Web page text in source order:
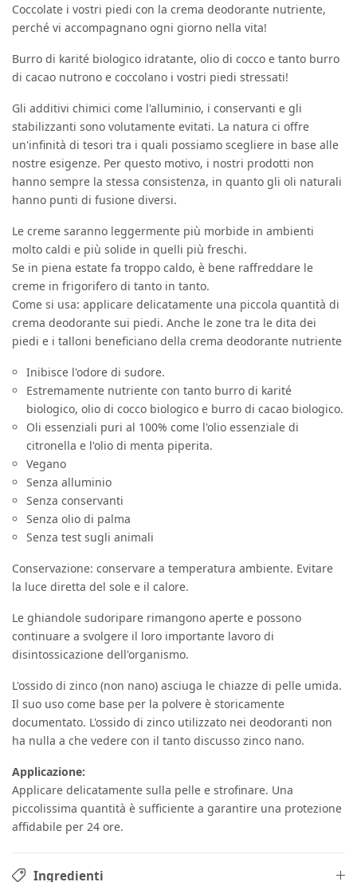
Coccolate i vostri piedi con la crema deodorante nutriente,
perché vi accompagnano ogni giorno nella vita!
Burro di karité biologico idratante, olio di cocco e tanto burro
di cacao nutrono e coccolano i vostri piedi stressati!
Gli additivi chimici come l'alluminio, i conservanti e gli
stabilizzanti sono volutamente evitati. La natura ci offre
un'infinità di tesori tra i quali possiamo scegliere in base alle
nostre esigenze. Per questo motivo, i nostri prodotti non
hanno sempre la stessa consistenza, in quanto gli oli naturali
hanno punti di fusione diversi.
Le creme saranno leggermente più morbide in ambienti
molto caldi e più solide in quelli più freschi.
Se in piena estate fa troppo caldo, è bene raffreddare le
creme in frigorifero di tanto in tanto.
Come si usa: applicare delicatamente una piccola quantità di
crema deodorante sui piedi. Anche le zone tra le dita dei
piedi e i talloni beneficiano della crema deodorante nutriente
Inibisce l'odore di sudore.
Estremamente nutriente con tanto burro di karité
biologico, olio di cocco biologico e burro di cacao biologico.
Oli essenziali puri al 100% come l'olio essenziale di
citronella e l'olio di menta piperita.
Vegano
Senza alluminio
Senza conservanti
Senza olio di palma
Senza test sugli animali
Conservazione: conservare a temperatura ambiente. Evitare
la luce diretta del sole e il calore.
Le ghiandole sudoripare rimangono aperte e possono
continuare a svolgere il loro importante lavoro di
disintossicazione dell'organismo.
L'ossido di zinco (non nano) asciuga le chiazze di pelle umida.
Il suo uso come base per la polvere è storicamente
documentato. L'ossido di zinco utilizzato nei deodoranti non
ha nulla a che vedere con il tanto discusso zinco nano.
Applicazione:
Applicare delicatamente sulla pelle e strofinare. Una
piccolissima quantità è sufficiente a garantire una protezione
affidabile per 24 ore.
Ingredienti